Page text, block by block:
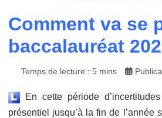
Comment va se
baccalauréat
Temps de lecture : 5 mins
En cette période
présentiel jusqu’à la fin de l’année